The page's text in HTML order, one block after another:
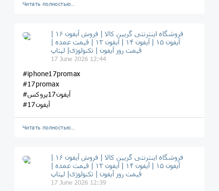
Читать полностью…
آیفون ۱۵ | آیفون ۱۴ | آیفون ۱۳ | قیمت عمده |
قیمت روز آیفون | تکنولوژی| لپتاپ
17 June 2026 12:44
#iphone17promax
#17promax
#آیفون17پروکس
#آیفون17
Читать полностью…
فروشگاه اینترنتی گریین کالا | فروش آیفون ۱۶ |
آیفون ۱۵ | آیفون ۱۴ | آیفون ۱۳ | قیمت عمده |
قیمت روز آیفون | تکنولوژی| لپتاپ
17 June 2026 12:39